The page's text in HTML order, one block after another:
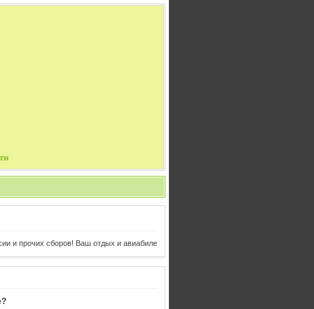
сборов! Ваш отдых и авиабилеты в одном клике от Вас!